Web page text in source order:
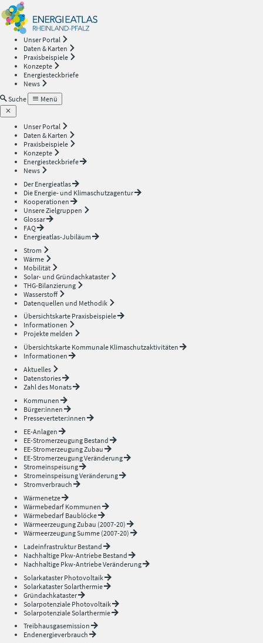
Unser Portal
Daten & Karten
Praxisbeispiele
Konzepte
Energiesteckbriefe
News
Suche
Menü
Unser Portal
Daten & Karten
Praxisbeispiele
Konzepte
Energiesteckbriefe
News
Der Energieatlas
Die Energie- und Klimaschutzagentur
Kooperationen
Unsere Zielgruppen
Glossar
FAQ
Energieatlas-Jubiläum
Strom
Wärme
Mobilität
Solar- und Gründachkataster
THG-Bilanzierung
Wasserstoff
Datenquellen und Methodik
Übersichtskarte Praxisbeispiele
Informationen
Projekte melden
Übersichtskarte Kommunale Klimaschutzaktivitäten
Informationen
Aktuelles
Datenstories
Zahl des Monats
Kommunen
Bürger:innen
Presseverteter:innen
EE-Anlagen
EE-Stromerzeugung Bestand
EE-Stromerzeugung Zubau
EE-Stromerzeugung Veränderung
Stromeinspeisung
Stromeinspeisung Veränderung
Stromverbrauch
Wärmenetze
Wärmebedarf Kommunen
Wärmebedarf Baublöcke
Wärmeerzeugung Zubau (2007-20)
Wärmeerzeugung Summe (2007-20)
Ladeinfrastruktur Bestand
Nachhaltige Pkw-Antriebe Bestand
Nachhaltige Pkw-Antriebe Veränderung
Solarkataster Photovoltaik
Solarkataster Solarthermie
Gründachkataster
Solarpotenziale Photovoltaik
Solarpotenziale Solarthermie
Treibhausgasemission
Endenergieverbrauch